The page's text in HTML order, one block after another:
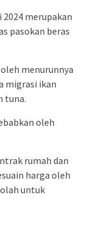
merupakan
pasokan beras
menurunnya
migrasi ikan
tuna.
oleh
rumah dan
harga oleh
untuk